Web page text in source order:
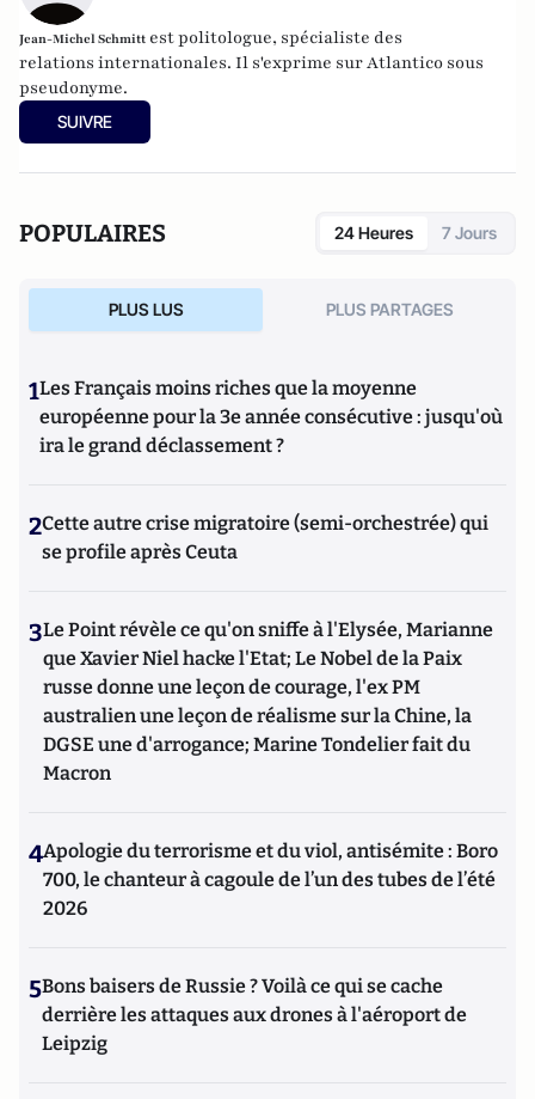
Jean-Michel Schmitt est politologue, spécialiste des
relations internationales. Il s'exprime sur Atlantico sous
pseudonyme.
SUIVRE
POPULAIRES 24 Heures 7 Jours
PLUS LUS PLUS PARTAGES
1Les Français moins riches que la moyenne
européenne pour la 3e année consécutive : jusqu'où
ira le grand déclassement ?
2Cette autre crise migratoire (semi-orchestrée) qui
se profile après Ceuta
3Le Point révèle ce qu'on sniffe à l'Elysée, Marianne
que Xavier Niel hacke l'Etat; Le Nobel de la Paix
russe donne une leçon de courage, l'ex PM
australien une leçon de réalisme sur la Chine, la
DGSE une d'arrogance; Marine Tondelier fait du
Macron
4Apologie du terrorisme et du viol, antisémite : Boro
700, le chanteur à cagoule de l’un des tubes de l’été
2026
5Bons baisers de Russie ? Voilà ce qui se cache
derrière les attaques aux drones à l'aéroport de
Leipzig